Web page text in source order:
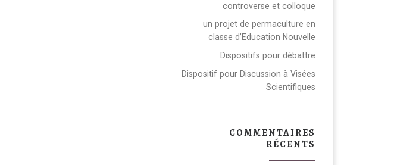
controverse et colloque
un projet de permaculture en
classe d’Education Nouvelle
Dispositifs pour débattre
Dispositif pour Discussion à Visées
Scientifiques
COMMENTAIRES
RÉCENTS